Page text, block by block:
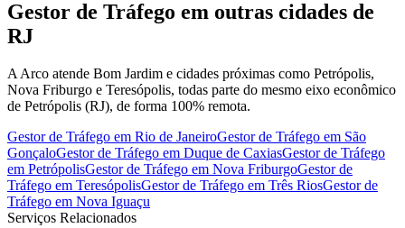
Gestor de Tráfego em outras cidades de
RJ
A Arco atende Bom Jardim e cidades próximas como Petrópolis,
Nova Friburgo e Teresópolis, todas parte do mesmo eixo econômico
de Petrópolis (RJ), de forma 100% remota.
Gestor de Tráfego em Rio de JaneiroGestor de Tráfego em São
GonçaloGestor de Tráfego em Duque de CaxiasGestor de Tráfego
em PetrópolisGestor de Tráfego em Nova FriburgoGestor de
Tráfego em TeresópolisGestor de Tráfego em Três RiosGestor de
Tráfego em Nova Iguaçu
Serviços Relacionados